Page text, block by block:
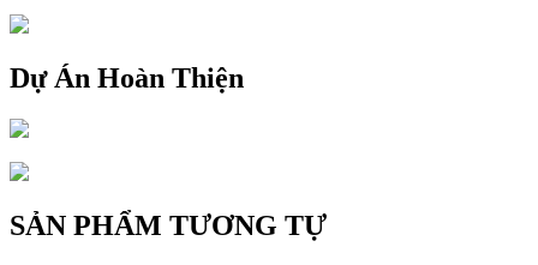
Dự Án Hoàn Thiện
SẢN PHẨM TƯƠNG TỰ